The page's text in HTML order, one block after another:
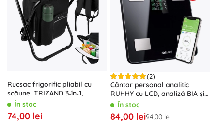
Rucsac frigorific pliabil cu
scăunel TRIZAND 3‑în‑1,
capacitate de încărcare 150
În stoc
74,00 lei
(2)
Cântar personal analitic
RUHHY cu LCD, analiză BIA și
Bluetooth, negru
În stoc
84,00 lei94,00 lei